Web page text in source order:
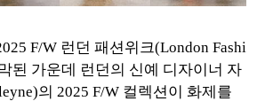
F/W 런던 패션위크(London Fashi
된 가운데 런던의 신예 디자이너 자
의 2025 F/W 컬렉션이 화제를